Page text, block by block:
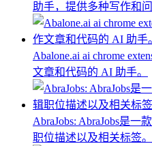
助手，提供多种写作和
Abalone.ai ai chrome
文章和代码的 AI 助手。
AbraJobs: AbraJobs是
职位描述以及相关标签。